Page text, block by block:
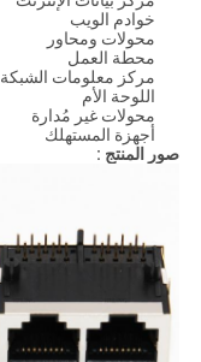
خوادم الويب
محولات ومحاور
محطة العمل
مركز معلومات الشبكة
اللوحة الأم
محولات غير مُدارة
أجهزة المستهلك
صور المنتج :